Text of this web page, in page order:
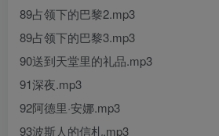
89占领下的巴黎2.mp3
89占领下的巴黎3.mp3
90送到天堂里的礼品.mp3
91深夜.mp3
92阿德里·安娜.mp3
93波斯人的信札.mp3